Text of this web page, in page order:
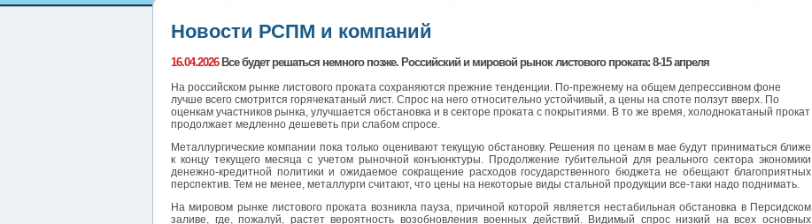
Новости РСПМ и компаний
16.04.2026Все будет решаться немного позже. Российский и мировой рынок листового проката: 8-15 апреля
На российском рынке листового проката сохраняются прежние тенденции. По-прежнему на общем депрессивном фоне
лучше всего смотрится горячекатаный лист. Спрос на него относительно устойчивый, а цены на споте ползут вверх. По
оценкам участников рынка, улучшается обстановка и в секторе проката с покрытиями. В то же время, холоднокатаный прокат
продолжает медленно дешеветь при слабом спросе.
Металлургические компании пока только оценивают текущую обстановку. Решения по ценам в мае будут приниматься ближе
к концу текущего месяца с учетом рыночной конъюнктуры. Продолжение губительной для реального сектора экономики
денежно-кредитной политики и ожидаемое сокращение расходов государственного бюджета не обещают благоприятных
перспектив. Тем не менее, металлурги считают, что цены на некоторые виды стальной продукции все-таки надо поднимать.
На мировом рынке листового проката возникла пауза, причиной которой является нестабильная обстановка в Персидском
заливе, где, пожалуй, растет вероятность возобновления военных действий. Видимый спрос низкий на всех основных